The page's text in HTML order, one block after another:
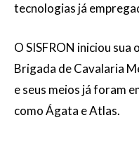
tecnologias já
O SISFRON iniciou sua
Brigada de Cavalaria
e seus meios já foram
como Ágata e Atlas.